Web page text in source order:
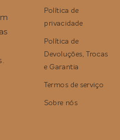
Política de
privacidade
Política de
Devoluções, Trocas
e Garantia
Termos de serviço
Sobre nós